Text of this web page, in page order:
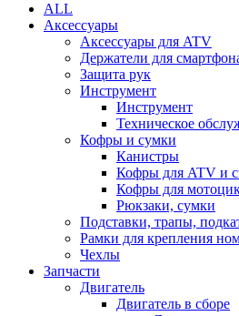
ALL
Аксессуары
Аксессуары для ATV
Держатели для
Защита рук
Инструмент
Инструмент
Техническое
Кофры и сумки
Канистры
Кофры для ATV и
Кофры для
Рюкзаки, сумки
Подставки, трапы,
Рамки для крепления
Чехлы
Запчасти
Двигатель
Двигатель в сборе